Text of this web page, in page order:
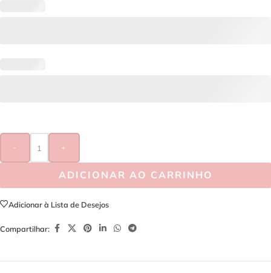
- +
ADICIONAR AO CARRINHO
Adicionar à Lista de Desejos
Compartilhar: